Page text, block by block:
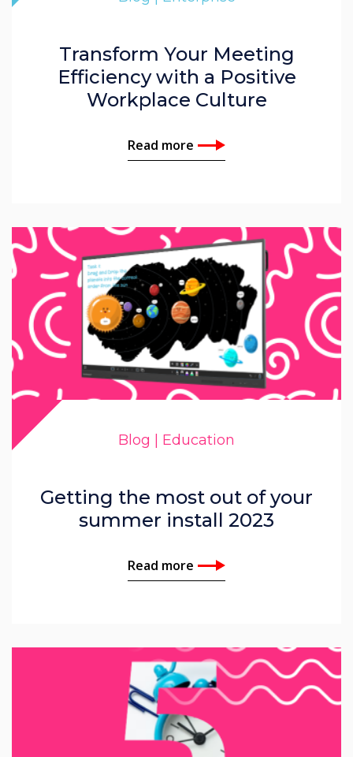
Transform Your Meeting
Efficiency with a Positive
Workplace Culture
Read more
Blog | Education
Getting the most out of your
summer install 2023
Read more